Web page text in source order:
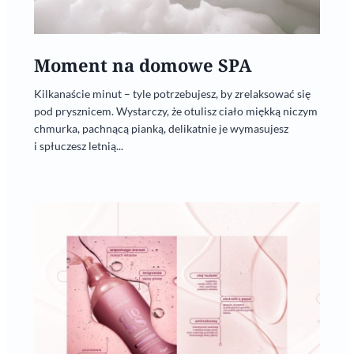
Moment na domowe SPA
Kilkanaście minut – tyle potrzebujesz, by zrelaksować się
pod prysznicem. Wystarczy, że otulisz ciało miękką niczym
chmurka, pachnącą pianką, delikatnie je wymasujesz
i spłuczesz letnią...